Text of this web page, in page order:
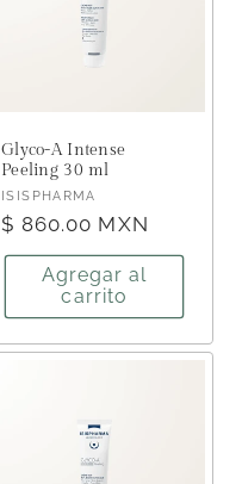
Glyco-A Intense
Peeling 30 ml
Proveedor:
ISISPHARMA
Precio
habitual
$ 860.00 MXN
Agregar al
carrito